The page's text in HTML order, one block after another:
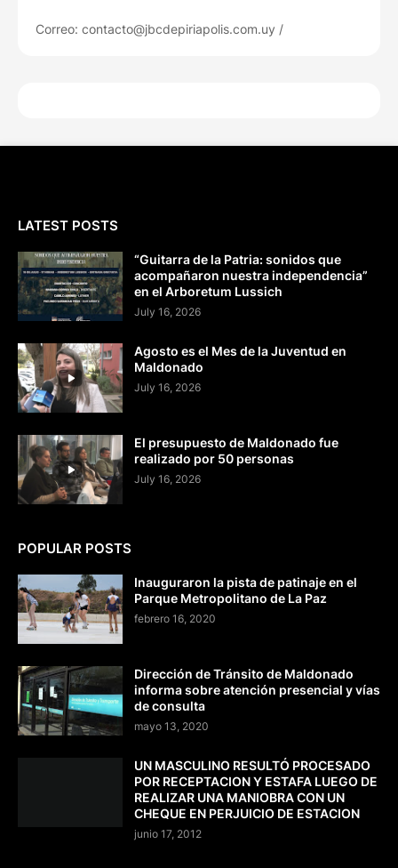
Correo: contacto@jbcdepiriapolis.com.uy /
LATEST POSTS
“Guitarra de la Patria: sonidos que
acompañaron nuestra independencia”
en el Arboretum Lussich
July 16, 2026
Agosto es el Mes de la Juventud en
Maldonado
July 16, 2026
El presupuesto de Maldonado fue
realizado por 50 personas
July 16, 2026
POPULAR POSTS
Inauguraron la pista de patinaje en el
Parque Metropolitano de La Paz
febrero 16, 2020
Dirección de Tránsito de Maldonado
informa sobre atención presencial y vías
de consulta
mayo 13, 2020
UN MASCULINO RESULTÓ PROCESADO
POR RECEPTACION Y ESTAFA LUEGO DE
REALIZAR UNA MANIOBRA CON UN
CHEQUE EN PERJUICIO DE ESTACION
junio 17, 2012